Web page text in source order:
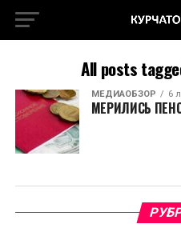
All posts
МЕДИАОБЗОР 6
МЕРИЛИСЬ